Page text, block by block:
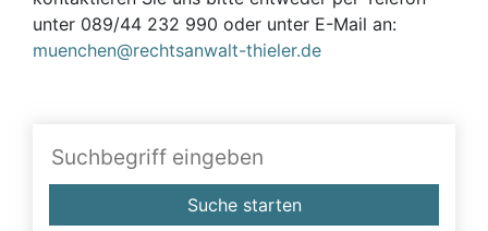
unter 089/44 232 990 oder unter E-Mail an:
muenchen@rechtsanwalt-thieler.de
Suche starten